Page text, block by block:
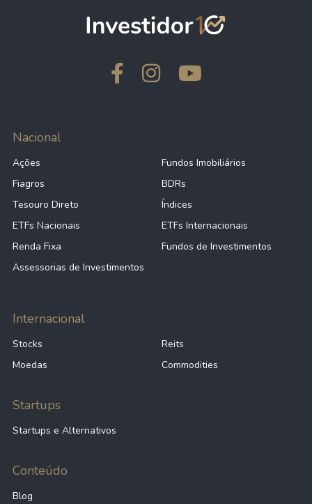
Nacional
Ações
Fundos Imobiliários
Fiagros
BDRs
Tesouro Direto
Índices
ETFs Nacionais
ETFs Internacionais
Renda Fixa
Fundos de Investimentos
Assessorias de Investimentos
Internacional
Stocks
Reits
Moedas
Commodities
Startups
Startups e Alternativos
Conteúdo
Blog